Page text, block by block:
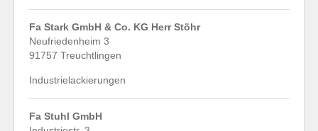
Fa Stark GmbH & Co. KG Herr Stöhr
Neufriedenheim 3
91757 Treuchtlingen
Industrielackierungen
Fa Stuhl GmbH